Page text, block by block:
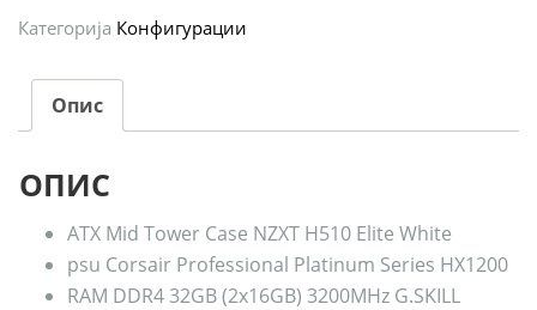
Категорија Конфигурации
Опис
ОПИС
ATX Mid Tower Case NZXT H510 Elite White
psu Corsair Professional Platinum Series HX1200
RAM DDR4 32GB (2x16GB) 3200MHz G.SKILL